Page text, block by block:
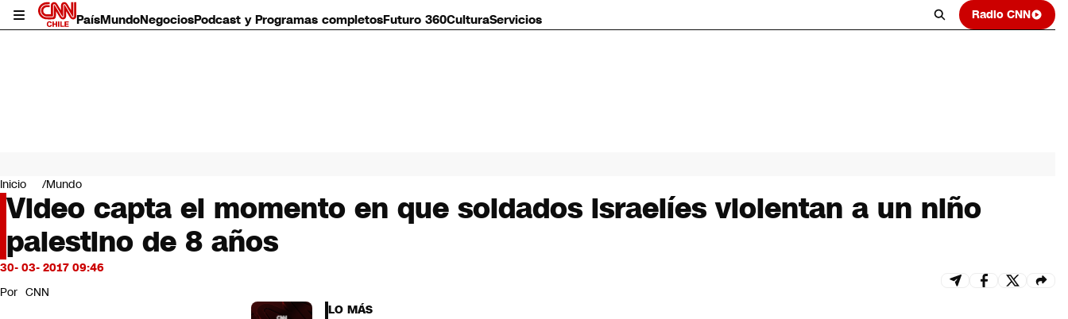
PaísMundoNegociosPodcast y Programas completosFuturo 360CulturaServicios Radio CNN
Mundo
Negocios
Deportes
Programas completos
Cultura
Servicios
Bits
CNN Data
Inicio Mundo
Video capta el momento en que soldados israelíes violentan a un niño
palestino de 8 años
30- 03- 2017 09:46
Por CNN
LO MÁS